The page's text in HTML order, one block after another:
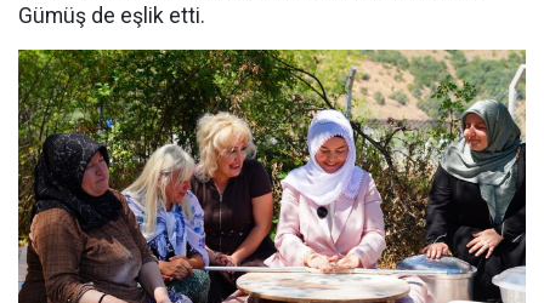
Gümüş de eşlik etti.